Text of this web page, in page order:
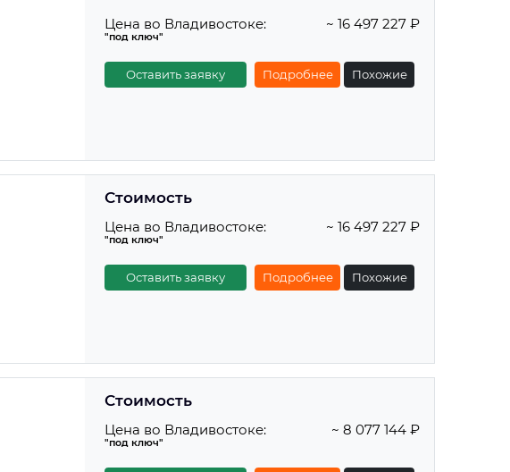
Цена во Владивостоке:
"под ключ"
~ 16 497 227 ₽
Оставить заявку Подробнее Похожие
Стоимость
Цена во Владивостоке:
"под ключ"
~ 16 497 227 ₽
Оставить заявку Подробнее Похожие
Стоимость
Цена во Владивостоке:
"под ключ"
~ 8 077 144 ₽